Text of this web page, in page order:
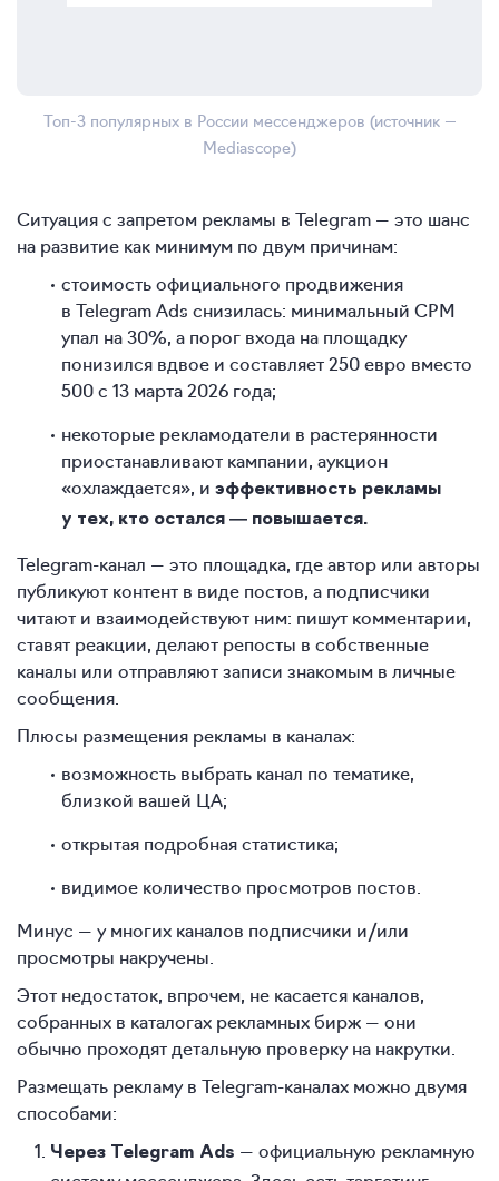
Топ-3 популярных в России мессенджеров (источник —
Mediascope)
Ситуация с запретом рекламы в Telegram — это шанс
на развитие как минимум по двум причинам:
стоимость официального продвижения
в Telegram Ads снизилась: минимальный CPM
упал на 30%, а порог входа на площадку
понизился вдвое и составляет 250 евро вместо
500 с 13 марта 2026 года;
некоторые рекламодатели в растерянности
приостанавливают кампании, аукцион
«охлаждается», и эффективность рекламы
у тех, кто остался — повышается.
Telegram-канал — это площадка, где автор или авторы
публикуют контент в виде постов, а подписчики
читают и взаимодействуют ним: пишут комментарии,
ставят реакции, делают репосты в собственные
каналы или отправляют записи знакомым в личные
сообщения.
Плюсы размещения рекламы в каналах:
возможность выбрать канал по тематике,
близкой вашей ЦА;
открытая подробная статистика;
видимое количество просмотров постов.
Минус — у многих каналов подписчики и/или
просмотры накручены.
Этот недостаток, впрочем, не касается каналов,
собранных в каталогах рекламных бирж — они
обычно проходят детальную проверку на накрутки.
Размещать рекламу в Telegram-каналах можно двумя
способами:
Через Telegram Ads — официальную рекламную